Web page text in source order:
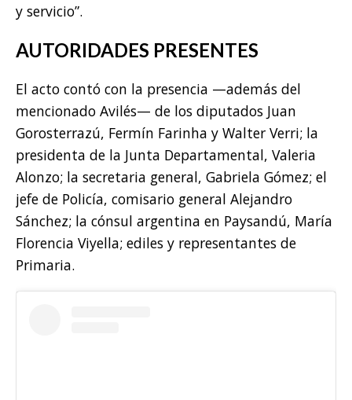
y servicio”.
AUTORIDADES PRESENTES
El acto contó con la presencia —además del
mencionado Avilés— de los diputados Juan
Gorosterrazú, Fermín Farinha y Walter Verri; la
presidenta de la Junta Departamental, Valeria
Alonzo; la secretaria general, Gabriela Gómez; el
jefe de Policía, comisario general Alejandro
Sánchez; la cónsul argentina en Paysandú, María
Florencia Viyella; ediles y representantes de
Primaria.